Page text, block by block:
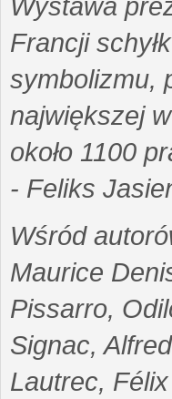
Wystawa
Francji
symbolizmu,
największej
około 1100
- Feliks
Wśród
Maurice
Pissarro,
Signac,
Lautrec,